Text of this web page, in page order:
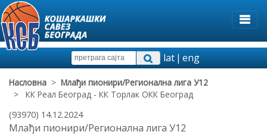
lat|eng
Насловна > Млађи пионири/Регионална лига У12
> КК Реал Београд - КК Торлак ОКК Београд
(93970) 14.12.2024
Млађи пионири/Регионална лига У12